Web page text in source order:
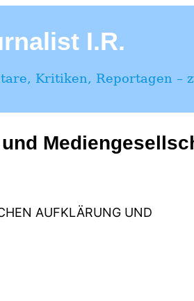
I.R.
Kritiken, Reportagen –
AUFKLÄRUNG UND